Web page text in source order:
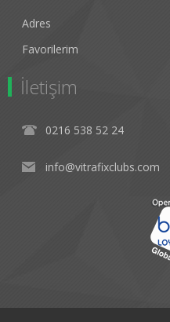
Adres
Favorilerim
İletişim
0216 538 52 24
info@vitrafixclubs.com